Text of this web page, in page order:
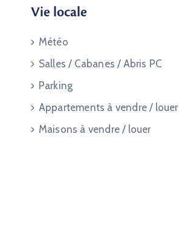
Vie locale
Météo
Salles / Cabanes / Abris PC
Parking
Appartements à vendre / louer
Maisons à vendre / louer